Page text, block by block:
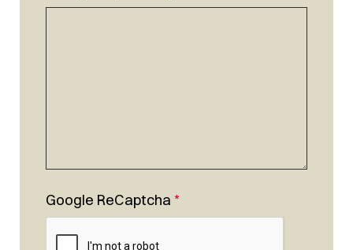
Google ReCaptcha *